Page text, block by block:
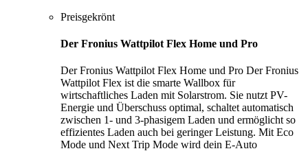
Preisgekrönt
Der Fronius Wattpilot Flex Home und Pro
Der Fronius Wattpilot Flex Home und Pro Der Fronius
Wattpilot Flex ist die smarte Wallbox für
wirtschaftliches Laden mit Solarstrom. Sie nutzt PV-
Energie und Überschuss optimal, schaltet automatisch
zwischen 1- und 3-phasigem Laden und ermöglicht so
effizientes Laden auch bei geringer Leistung. Mit Eco
Mode und Next Trip Mode wird dein E-Auto